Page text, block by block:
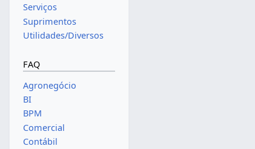
Serviços
Suprimentos
Utilidades/Diversos
FAQ
Agronegócio
BI
BPM
Comercial
Contábil